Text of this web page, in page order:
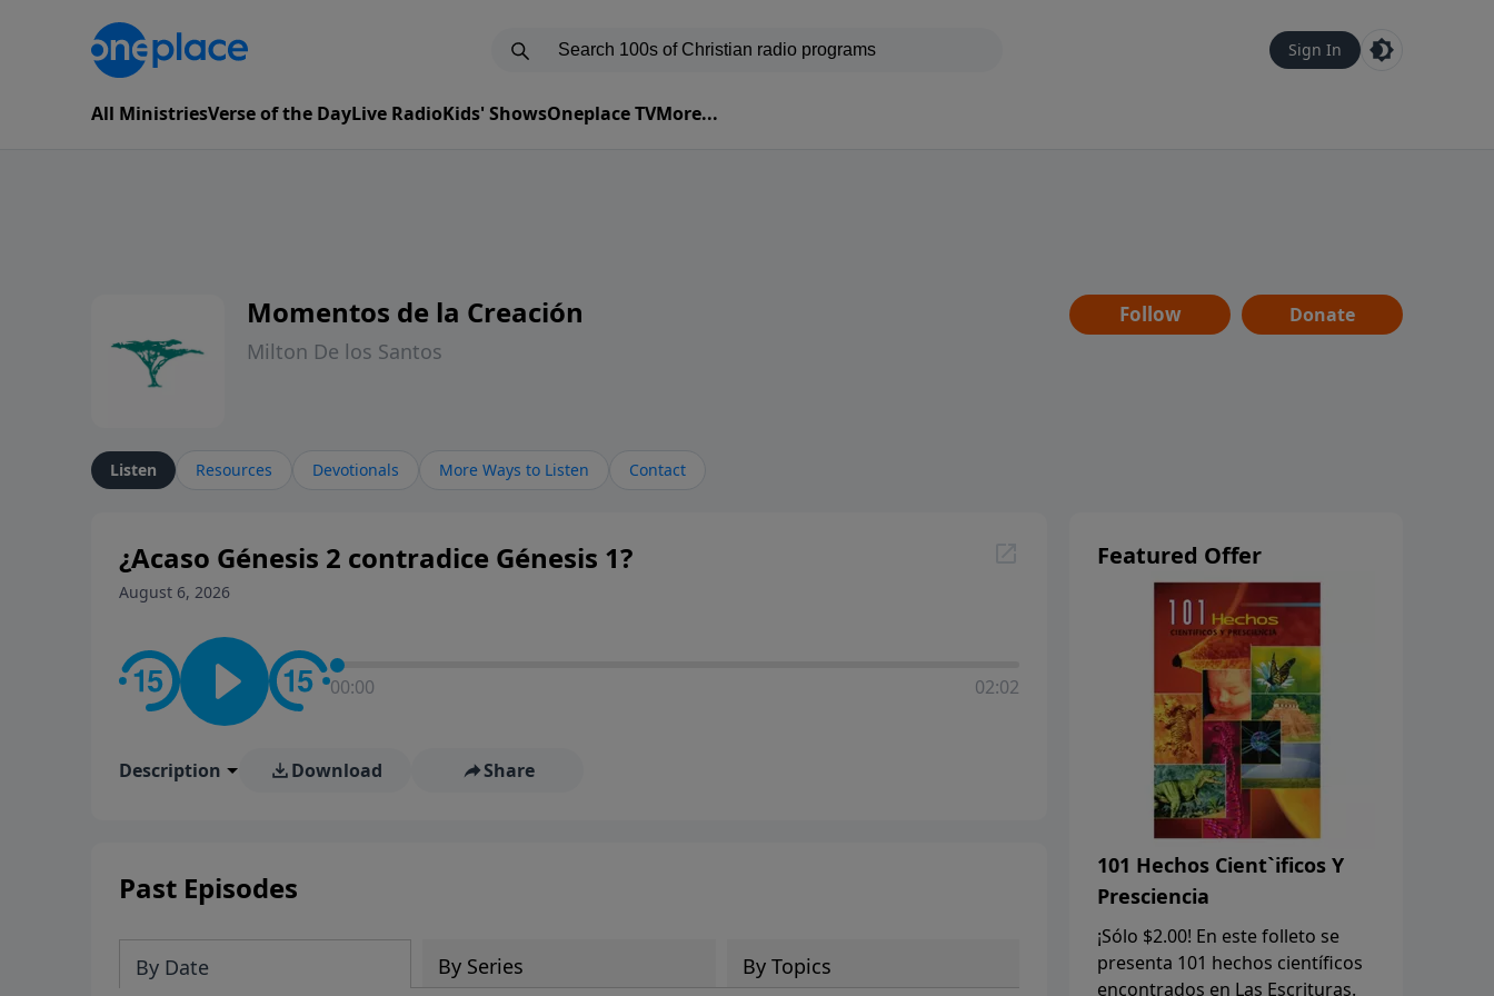
Sign In
All MinistriesVerse of the DayLive RadioKids' ShowsOneplace TVMore...
Momentos de la Creación
Milton De los Santos
Follow Donate
Listen Resources Devotionals More Ways to Listen Contact
¿Acaso Génesis 2 contradice Génesis 1?
August 6, 2026
00:00 02:02
Description Download Share
Past Episodes
By Date By Series By Topics
Featured Offer
101 Hechos Cient`ificos Y
Presciencia
¡Sólo $2.00! En este folleto se
presenta 101 hechos científicos
encontrados en Las Escrituras.